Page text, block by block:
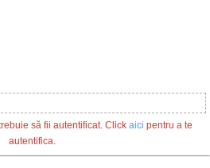
să fii autentificat. Click aici pentru a te
autentifica.